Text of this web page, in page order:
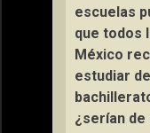
escuelas
que todos
México
estudiar
¿serían de